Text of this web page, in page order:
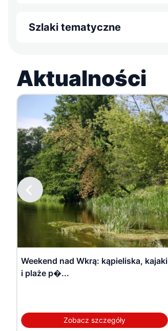
Szlaki tematyczne
Aktualności
Weekend nad Wkrą: kąpieliska, kajaki
i plaże p�...
Zobacz szczegóły